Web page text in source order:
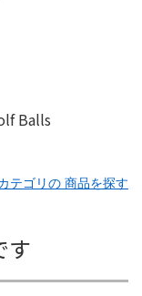
テゴリの 商品を探す
す